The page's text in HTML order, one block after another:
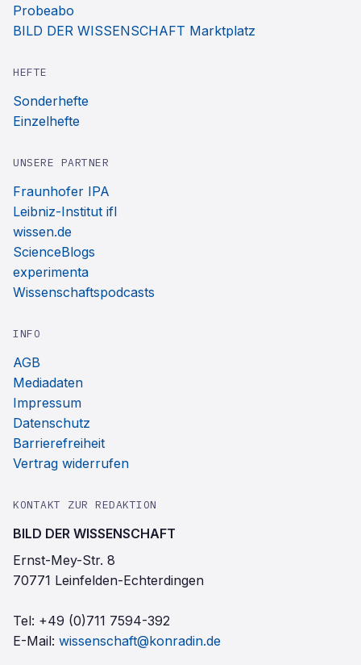
Probeabo
BILD DER WISSENSCHAFT Marktplatz
HEFTE
Sonderhefte
Einzelhefte
UNSERE PARTNER
Fraunhofer IPA
Leibniz-Institut ifl
wissen.de
ScienceBlogs
experimenta
Wissenschaftspodcasts
INFO
AGB
Mediadaten
Impressum
Datenschutz
Barrierefreiheit
Vertrag widerrufen
KONTAKT ZUR REDAKTION
BILD DER WISSENSCHAFT
Ernst-Mey-Str. 8
70771 Leinfelden-Echterdingen
Tel: +49 (0)711 7594-392
E-Mail: wissenschaft@konradin.de